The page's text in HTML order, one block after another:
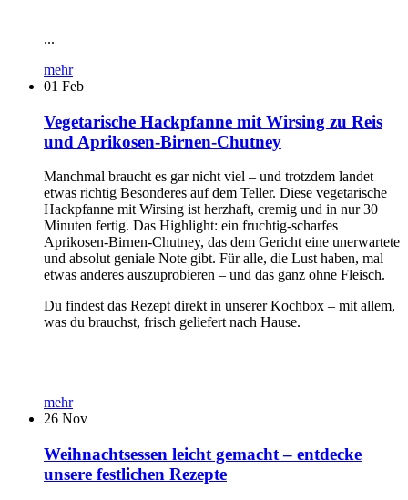
...
mehr
01 Feb
Vegetarische Hackpfanne mit Wirsing zu Reis
und Aprikosen-Birnen-Chutney
Manchmal braucht es gar nicht viel – und trotzdem landet
etwas richtig Besonderes auf dem Teller. Diese vegetarische
Hackpfanne mit Wirsing ist herzhaft, cremig und in nur 30
Minuten fertig. Das Highlight: ein fruchtig-scharfes
Aprikosen-Birnen-Chutney, das dem Gericht eine unerwartete
und absolut geniale Note gibt. Für alle, die Lust haben, mal
etwas anderes auszuprobieren – und das ganz ohne Fleisch.
Du findest das Rezept direkt in unserer Kochbox – mit allem,
was du brauchst, frisch geliefert nach Hause.
mehr
26 Nov
Weihnachtsessen leicht gemacht – entdecke
unsere festlichen Rezepte